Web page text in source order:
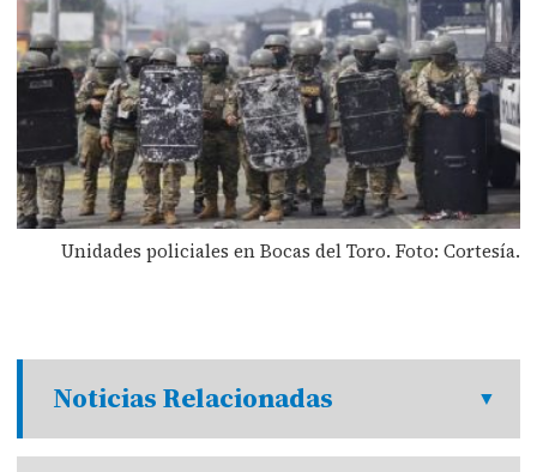
Unidades policiales en Bocas del Toro. Foto: Cortesía.
Noticias Relacionadas